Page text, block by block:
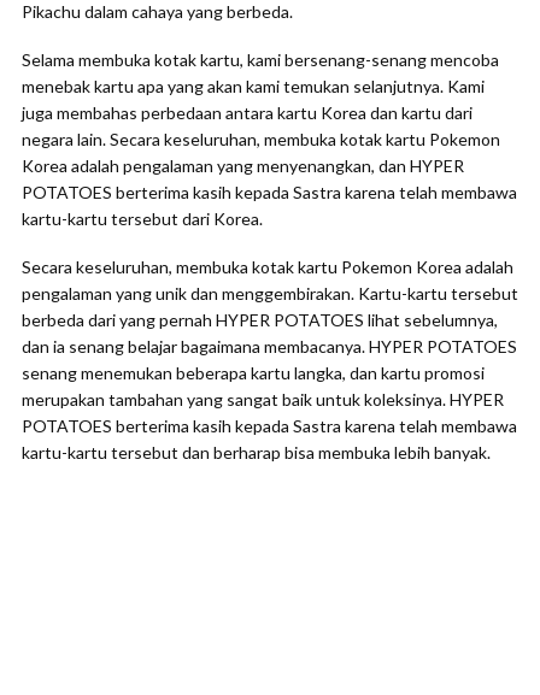
Pikachu dalam cahaya yang berbeda.
Selama membuka kotak kartu, kami bersenang-senang mencoba
menebak kartu apa yang akan kami temukan selanjutnya. Kami
juga membahas perbedaan antara kartu Korea dan kartu dari
negara lain. Secara keseluruhan, membuka kotak kartu Pokemon
Korea adalah pengalaman yang menyenangkan, dan HYPER
POTATOES berterima kasih kepada Sastra karena telah membawa
kartu-kartu tersebut dari Korea.
Secara keseluruhan, membuka kotak kartu Pokemon Korea adalah
pengalaman yang unik dan menggembirakan. Kartu-kartu tersebut
berbeda dari yang pernah HYPER POTATOES lihat sebelumnya,
dan ia senang belajar bagaimana membacanya. HYPER POTATOES
senang menemukan beberapa kartu langka, dan kartu promosi
merupakan tambahan yang sangat baik untuk koleksinya. HYPER
POTATOES berterima kasih kepada Sastra karena telah membawa
kartu-kartu tersebut dan berharap bisa membuka lebih banyak.